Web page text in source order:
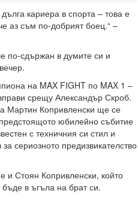
кариера в спорта – това е
аз съм по-добрият боец.“ –
по-сдържан в думите си и
на MAX FIGHT по MAX 1 –
срещу Александър Скроб.
Мартин Копривленски ще се
юбилейно събитие
с техничния си стил и
сериозното предизвикателство
и Стоян Копривленски, който
в ъгъла на брат си.